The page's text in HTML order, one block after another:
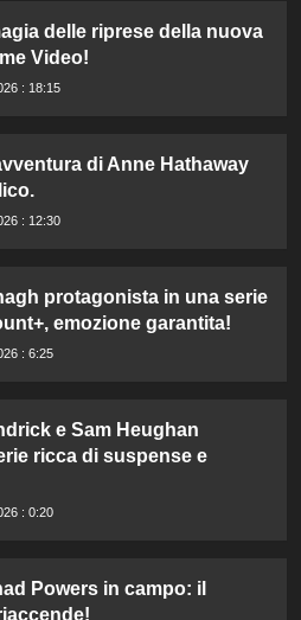
delle riprese della nuova
Video!
: 18:15
di Anne Hathaway
: 12:30
protagonista in una serie
emozione garantita!
: 6:25
e Sam Heughan
ricca di suspense e
: 0:20
Powers in campo: il